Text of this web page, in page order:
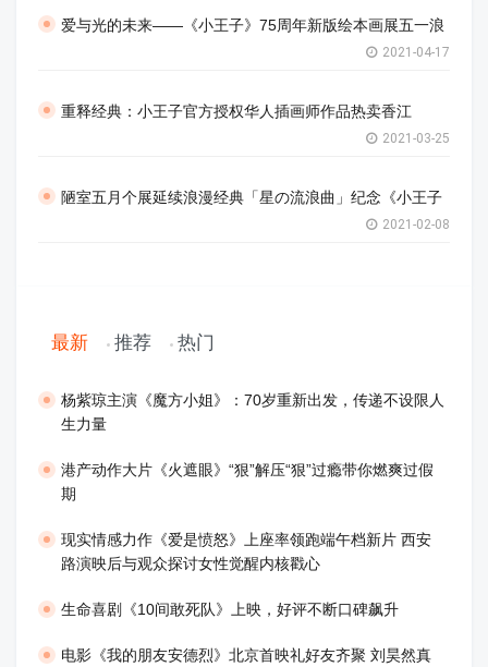
爱与光的未来——《小王子》75周年新版绘本画展五一浪
2021-04-17
重释经典：小王子官方授权华人插画师作品热卖香江
2021-03-25
陋室五月个展延续浪漫经典「星の流浪曲」纪念《小王子
2021-02-08
最新 推荐 热门
​杨紫琼主演《魔方小姐》：70岁重新出发，传递不设限人
生力量
港产动作大片《火遮眼》“狠”解压“狠”过瘾带你燃爽过假
期
现实情感力作《爱是愤怒》上座率领跑端午档新片 西安
路演映后与观众探讨女性觉醒内核戳心
生命喜剧《10间敢死队》上映，好评不断口碑飙升
​电影《我的朋友安德烈》北京首映礼好友齐聚 刘昊然真